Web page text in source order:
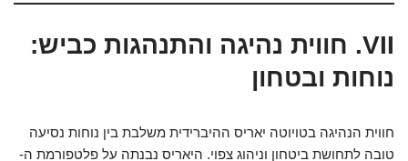
VII. חווית נהיגה והתנהגות כביש:
נוחות ובטחון
חווית הנהיגה בטויוטה יאריס ההיברידית משלבת בין נוחות נסיעה
טובה לתחושת ביטחון וניהוג צפוי. היאריס נבנתה על פלטפורמת ה-